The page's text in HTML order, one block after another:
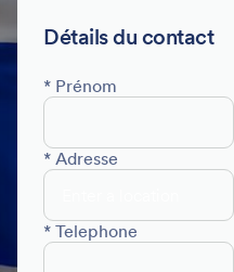
Détails du contact
* Prénom
* Adresse
* Telephone